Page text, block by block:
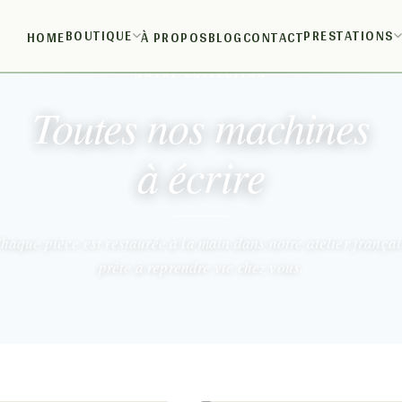
HOMEBOUTIQUE À PROPOSBLOGCONTACTPRESTATIONS
NOTRE COLLECTION
Toutes nos machines
à écrire